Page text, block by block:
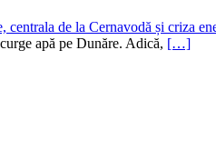
de la Cernavodă și criza
apă pe Dunăre. Adică, […]